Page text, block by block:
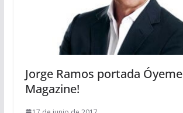
Jorge Ramos portada Óyeme
Magazine!